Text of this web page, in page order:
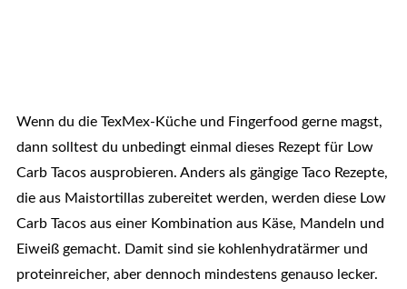
Wenn du die TexMex-Küche und Fingerfood gerne magst,
dann solltest du unbedingt einmal dieses Rezept für Low
Carb Tacos ausprobieren. Anders als gängige Taco Rezepte,
die aus Maistortillas zubereitet werden, werden diese Low
Carb Tacos aus einer Kombination aus Käse, Mandeln und
Eiweiß gemacht. Damit sind sie kohlenhydratärmer und
proteinreicher, aber dennoch mindestens genauso lecker.